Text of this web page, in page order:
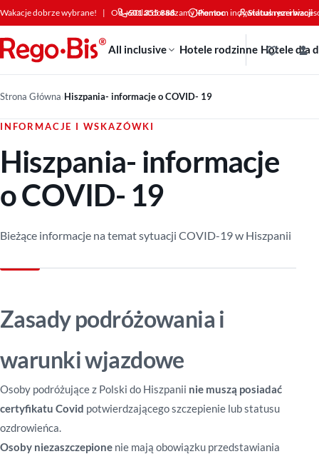
Przejdź do treści
Wakacje dobrze wybrane! | Od +30 lat doradzamy klientom indywidualnym i
601 355 888 Pomoc Status rezerwacji
All inclusive Hotele rodzinne Hotele dla
Strona Główna›Hiszpania- informacje o COVID- 19
INFORMACJE I WSKAZÓWKI
Hiszpania- informacje
o COVID- 19
Bieżące informacje na temat sytuacji COVID-19 w Hiszpanii
Zasady podróżowania i
warunki wjazdowe
Osoby podróżujące z Polski do Hiszpanii nie muszą posiadać
certyfikatu Covid potwierdzającego szczepienie lub statusu
ozdrowieńca.
Osoby niezaszczepione nie mają obowiązku przedstawiania